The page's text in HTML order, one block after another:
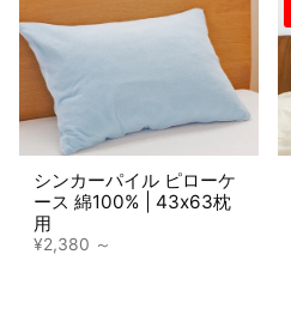
シンカーパイル ピローケ
ース 綿100% | 43x63枕
用
¥2,380